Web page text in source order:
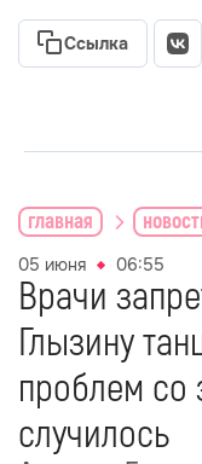
Ссылка
главная
05 июня 06:55
Врачи
Глызину
проблем со
случилось